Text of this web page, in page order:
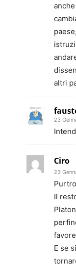
altri
23
Ciro
23
Il
E se